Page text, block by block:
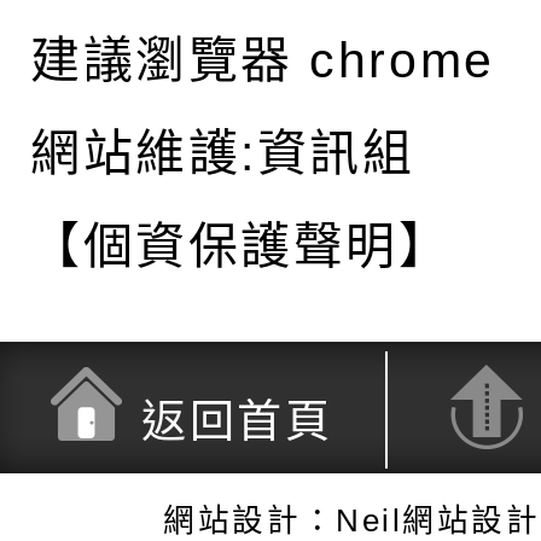
建議瀏覽器 chrome
網站維護:資訊組
【個資保護聲明】
返回首頁
網站設計：Neil網站設